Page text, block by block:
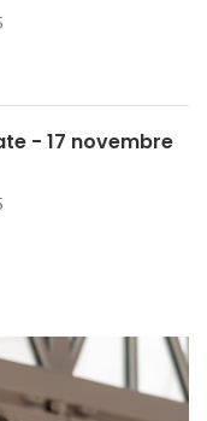
- 17 novembre